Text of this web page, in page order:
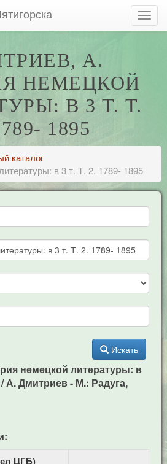
А.
НЕМЕЦКОЙ
В 3 Т. Т.
1895
каталог
в 3 т. Т. 2. 1789- 1895
Искать
немецкой литературы: в
/ А. Дмитриев - М.: Радуга,
ЦГБ)